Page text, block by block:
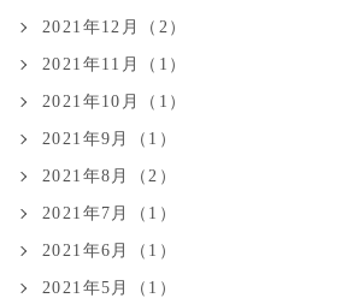
2021年12月（2）
2021年11月（1）
2021年10月（1）
2021年9月（1）
2021年8月（2）
2021年7月（1）
2021年6月（1）
2021年5月（1）